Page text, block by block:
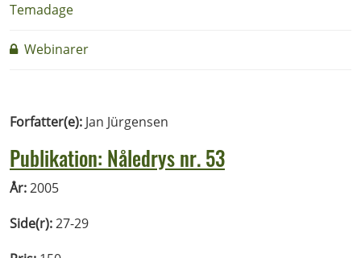
Temadage
Webinarer
Forfatter(e): Jan Jürgensen
Publikation: Nåledrys nr. 53
År:2005
Side(r):27-29